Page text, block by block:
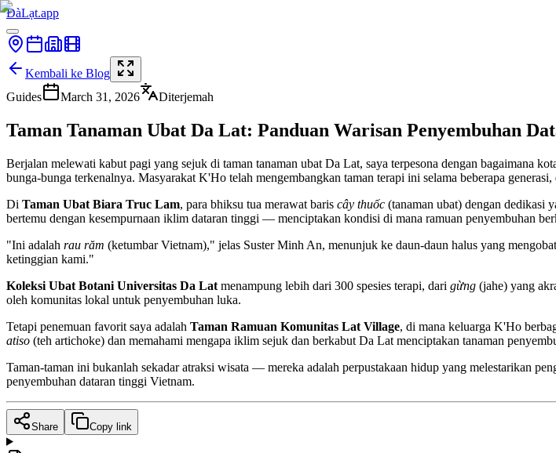
ĐàLạt.app
Kembali ke Blog
Guides
March 31, 2026 Diterjemah
Taman Tanaman Ubat Da Lat: Panduan Warisan Penyembuhan
Berjalan melewati kabut pagi yang sejuk di taman tanaman ubat Da Lat, saya terpesona dengan bagaimana
bunga-bunga terkenalnya. Masyarakat K'Ho telah mengembangkan taman terapi ini selama beberapa
Di Taman Ubat Biara Truc Lam, para bhiksu tua merawat baris cây thuốc (tanaman ubat) dengan dedikasi
bertemu dengan kesempurnaan iklim dataran tinggi — menciptakan kondisi di mana ramuan penyembuhan
"Ini adalah rau răm (ketumbar Vietnam)," jelas Suster Minh An, menunjuk ke daun-daun halus yang
ketinggian kami."
Koleksi Ubat Botani Universitas Da Lat menampung lebih dari 300 spesies terapi, dari gừng (jahe) yang
oleh komunitas lokal untuk penyembuhan luka.
Tetapi penemuan favorit saya adalah Taman Ramuan Komunitas Lat Village, di mana keluarga K'Ho
atiso (teh artichoke) dan memahami mengapa iklim sejuk dan berkabut Da Lat menciptakan tanaman
Taman-taman ini bukanlah sekadar atraksi wisata — mereka adalah perpustakaan hidup yang melestarikan
penyembuhan dataran tinggi Vietnam.
Share Copy link